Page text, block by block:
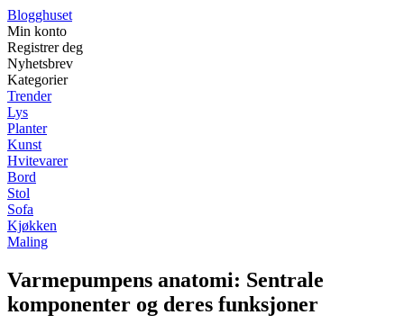
Blogghuset
Min konto
Registrer deg
Nyhetsbrev
Kategorier
Trender
Lys
Planter
Kunst
Hvitevarer
Bord
Stol
Sofa
Kjøkken
Maling
Varmepumpens anatomi: Sentrale
komponenter og deres funksjoner